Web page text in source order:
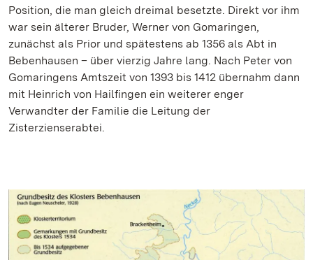
Position, die man gleich dreimal besetzte. Direkt vor ihm
war sein älterer Bruder, Werner von Gomaringen,
zunächst als Prior und spätestens ab 1356 als Abt in
Bebenhausen – über vierzig Jahre lang. Nach Peter von
Gomaringens Amtszeit von 1393 bis 1412 übernahm dann
mit Heinrich von Hailfingen ein weiterer enger
Verwandter der Familie die Leitung der
Zisterzienserabtei.